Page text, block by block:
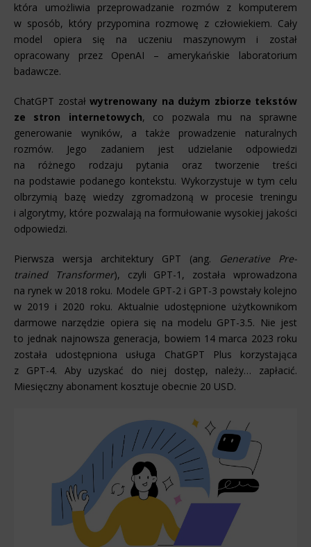
która umożliwia przeprowadzanie rozmów z komputerem
w sposób, który przypomina rozmowę z człowiekiem. Cały
model opiera się na uczeniu maszynowym i został
opracowany przez OpenAI – amerykańskie laboratorium
badawcze.
ChatGPT został wytrenowany na dużym zbiorze tekstów
ze stron internetowych, co pozwala mu na sprawne
generowanie wyników, a także prowadzenie naturalnych
rozmów. Jego zadaniem jest udzielanie odpowiedzi
na różnego rodzaju pytania oraz tworzenie treści
na podstawie podanego kontekstu. Wykorzystuje w tym celu
olbrzymią bazę wiedzy zgromadzoną w procesie treningu
i algorytmy, które pozwalają na formułowanie wysokiej jakości
odpowiedzi.
Pierwsza wersja architektury GPT (ang.
Generative Pre-
trained Transformer), czyli GPT-1, została wprowadzona
na rynek w 2018 roku. Modele GPT-2 i GPT-3 powstały kolejno
w 2019 i 2020 roku. Aktualnie udostępnione użytkownikom
darmowe narzędzie opiera się na modelu GPT-3.5. Nie jest
to jednak najnowsza generacja, bowiem 14 marca 2023 roku
została udostępniona usługa ChatGPT Plus korzystająca
z GPT-4. Aby uzyskać do niej dostęp, należy… zapłacić.
Miesięczny abonament kosztuje obecnie 20 USD.